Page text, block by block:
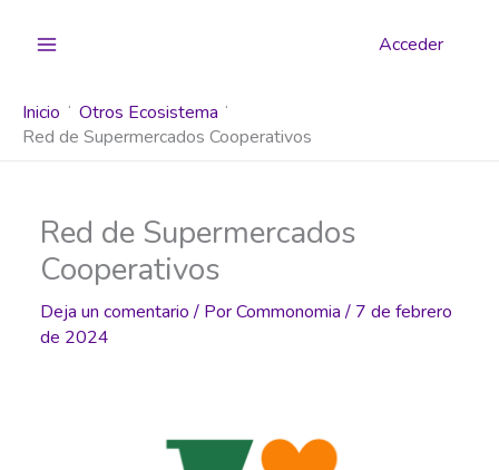
Acceder
Inicio
Otros Ecosistema
Red de Supermercados Cooperativos
Red de Supermercados
Cooperativos
Deja un comentario / PorCommonomia/ 7 de febrero
de 2024